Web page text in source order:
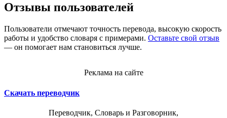
Отзывы пользователей
Пользователи отмечают точность перевода, высокую скорость
работы и удобство словаря с примерами. Оставьте свой отзыв
— он помогает нам становиться лучше.
Реклама на сайте
Скачать переводчик
Переводчик, Словарь и Разговорник,